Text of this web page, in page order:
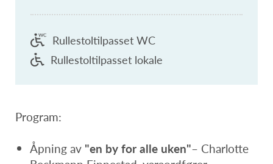
Rullestoltilpasset WC
Rullestoltilpasset lokale
Program:
Åpning av "en by for alle uken"– Charlotte